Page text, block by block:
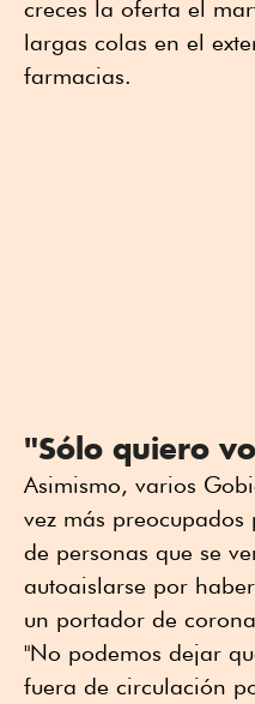
creces la oferta el
largas colas en el
farmacias.
"Sólo quiero
Asimismo, varios
vez más
de personas que se
autoaislarse por
un portador de
"No podemos dejar
fuera de circulación